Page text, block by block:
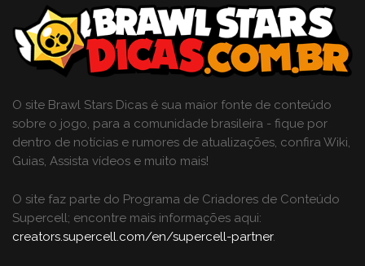
O site Brawl Stars Dicas é sua maior fonte de conteúdo
sobre o jogo, para a comunidade brasileira - fique por
dentro de notícias e rumores de atualizações, confira Wiki,
Guias, Assista vídeos e muito mais!
O site faz parte do Programa de Criadores de Conteúdo
Supercell; encontre mais informações aqui:
creators.supercell.com/en/supercell-partner.